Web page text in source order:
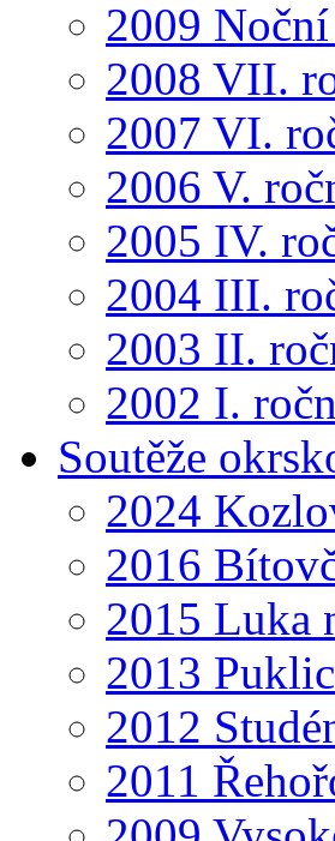
2009
2008 VII.
2007 VI.
2006 V.
2005 IV.
2004 III.
2003 II.
2002 I.
Soutěže
2024
2016
2015 Luka
2013
2012
2011